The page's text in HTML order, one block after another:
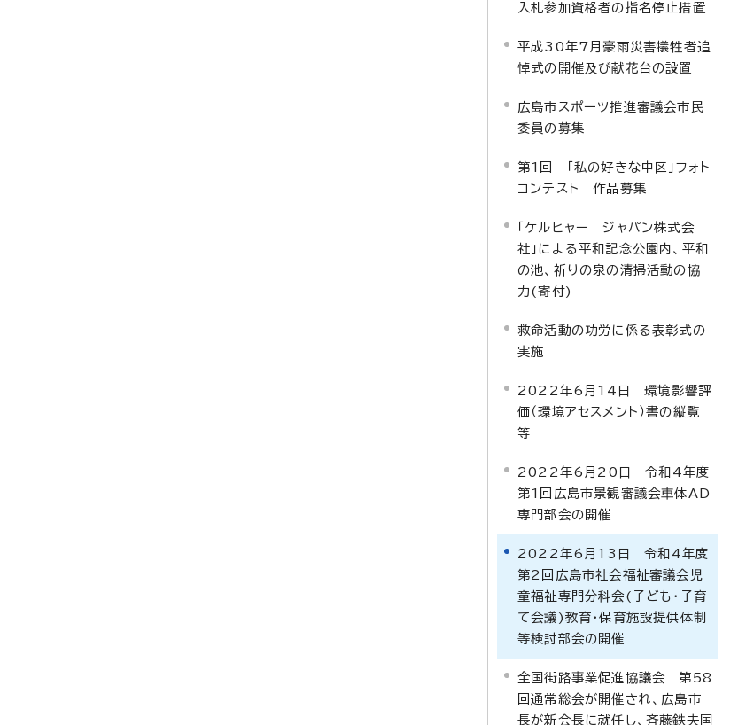
入札参加資格者の指名停止措置
平成30年7月豪雨災害犠牲者追
悼式の開催及び献花台の設置
広島市スポーツ推進審議会市民
委員の募集
第1回 「私の好きな中区」フォト
コンテスト 作品募集
「ケルヒャー ジャパン株式会
社」による平和記念公園内、平和
の池、祈りの泉の清掃活動の協
力(寄付)
救命活動の功労に係る表彰式の
実施
2022年6月14日 環境影響評
価（環境アセスメント）書の縦覧
等
2022年6月20日 令和4年度
第1回広島市景観審議会車体AD
専門部会の開催
2022年6月13日 令和4年度
第2回広島市社会福祉審議会児
童福祉専門分科会(子ども・子育
て会議)教育・保育施設提供体制
等検討部会の開催
全国街路事業促進協議会 第58
回通常総会が開催され、広島市
長が新会長に就任し、斉藤鉄夫国